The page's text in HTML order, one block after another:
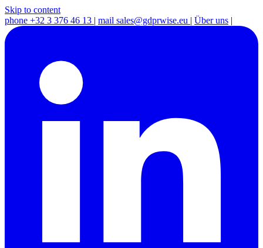
Skip to content
phone +32 3 376 46 13 | mail sales@gdprwise.eu | Über uns |